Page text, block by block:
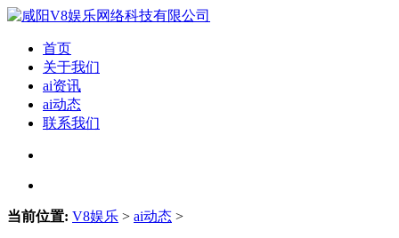
首页
关于我们
ai资讯
ai动态
联系我们
当前位置: V8娱乐 > ai动态 >